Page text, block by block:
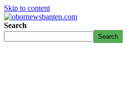
Skip to content
Search
Search